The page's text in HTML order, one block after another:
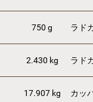
750 g ラド
2.430 kg ラド
17.907 kg カッ